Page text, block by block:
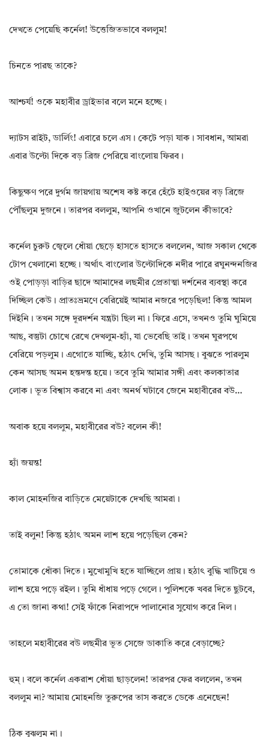
দেখতে পেয়েছি কর্নেল! উত্তেজিতভাবে বললুম!
চিনতে পারছ তাকে?
আশ্চর্য! ওকে মহাবীর ড্রাইভার বলে মনে হচ্ছে।
দ্যাটস রাইট, ডার্লিং! এবারে চলে এস। কেটে পড়া যাক। সাবধান, আমরা
এবার উল্টো দিকে বড় ব্রিজ পেরিয়ে বাংলোয় ফিরব।
কিছুক্ষণ পরে দুর্গম জায়গায় অশেষ কষ্ট করে হেঁটে হাইওয়ের বড় ব্রিজে
পৌঁছলুম দুজনে। তারপর বললুম, আপনি ওখানে জুটলেন কীভাবে?
কর্নেল চুরুট জ্বেলে ধোঁয়া ছেড়ে হাসতে হাসতে বললেন, আজ সকাল থেকে
টোপ খেলানো হচ্ছে। অর্থাৎ বাংলোর উল্টোদিকে নদীর পারে রঘুনন্দনজির
ওই পোড়ড়া বাড়ির ছাদে আমাদের লছমীর প্রেতাত্মা দর্শনের ব্যবস্থা করে
দিচ্ছিল কেউ। প্রাতঃভ্রমণে বেরিয়েই আমার নজরে পড়েছিল! কিন্তু আমল
দিইনি। তখন সঙ্গে দূরদর্শন যন্ত্রটা ছিল না। ফিরে এসে, তখনও তুমি ঘুমিয়ে
আছ, বস্তুটা চোখে রেখে দেখলুম-হ্যাঁ, যা ভেবেছি তাই। তখন ঘুরপথে
বেরিয়ে পড়লুম। এগোতে যাচ্ছি, হঠাৎ দেখি, তুমি আসছ। বুঝতে পারলুম
কেন আসছ অমন হন্তদন্ত হয়ে। তবে তুমি আমার সঙ্গী এবং কলকাতার
লোক। ভূত বিশ্বাস করবে না এবং অনর্থ ঘটাবে জেনে মহাবীরের বউ…
অবাক হয়ে বললুম, মহাবীরের বউ? বলেন কী!
হ্যাঁ জয়ন্ত!
কাল মোহনজির বাড়িতে মেয়েটাকে দেখছি আমরা।
তাই বলুন! কিন্তু হঠাৎ অমন লাশ হয়ে পড়েছিল কেন?
তোমাকে ধোঁকা দিতে। মুখোমুখি হতে যাচ্ছিলে প্রায়। হঠাৎ বুদ্ধি খাটিয়ে ও
লাশ হয়ে পড়ে রইল। তুমি ধাঁধায় পড়ে গেলে। পুলিশকে খবর দিতে ছুটবে,
এ তো জানা কথা! সেই ফাঁকে নিরাপদে পালানোর সুযোগ করে নিল।
তাহলে মহাবীরের বউ লছমীর ভূত সেজে ডাকাতি করে বেড়াচ্ছে?
হুম্। বলে কর্নেল একরাশ ধোঁয়া ছাড়লেন! তারপর ফের বললেন, তখন
বললুম না? আমায় মোহনজি তুরুপের তাস করতে ডেকে এনেছেন!
ঠিক বুঝলুম না।